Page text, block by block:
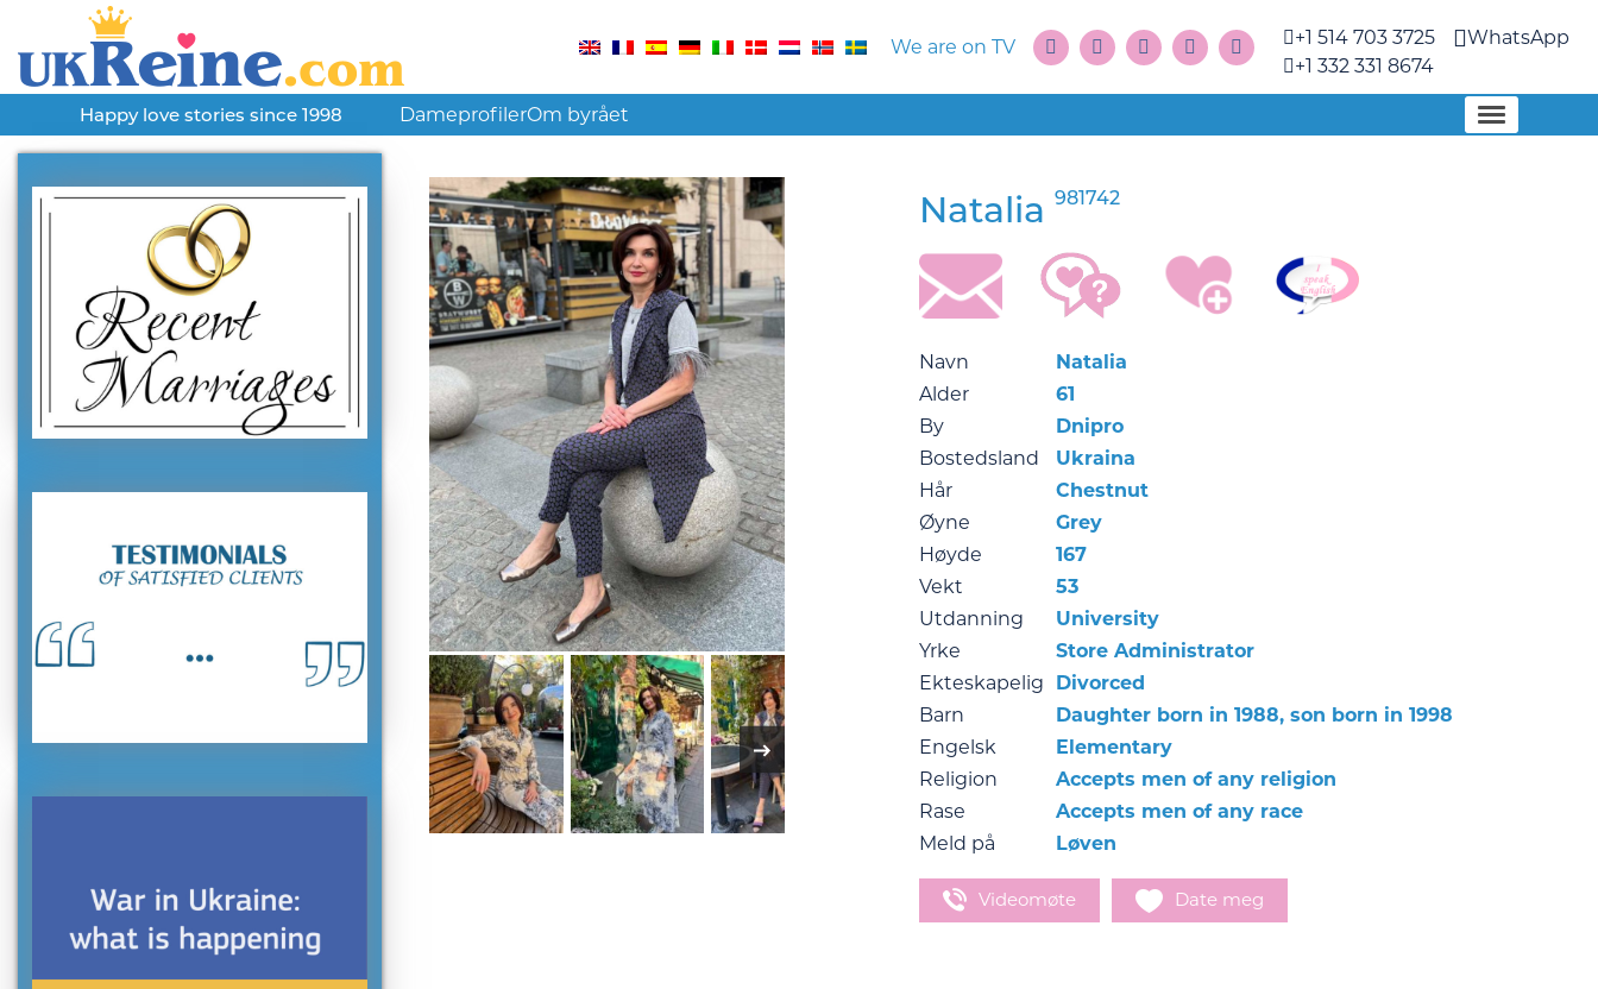
We are on TV
+1 514 703 3725
+1 332 331 8674
WhatsApp
Happy love stories since 1998 DameprofilerOm byrået
Natalia 981742
Navn
Natalia
Alder
61
By
Dnipro
Bostedsland
Ukraina
Hår
Chestnut
Øyne
Grey
Høyde
167
Vekt
53
Utdanning
University
Yrke
Store Administrator
Ekteskapelig
Divorced
Barn
Daughter born in 1988, son born in 1998
Engelsk
Elementary
Religion
Accepts men of any religion
Rase
Accepts men of any race
Meld på
Løven
Videomøte Date meg